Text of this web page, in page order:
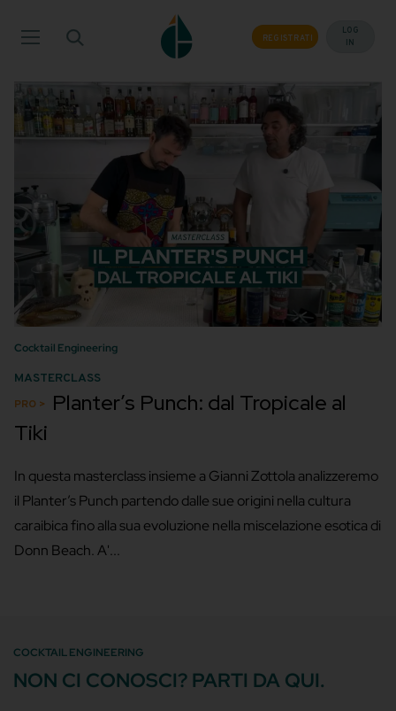
REGISTRATI
LOG
IN
Cocktail Engineering
MASTERCLASS
Planter’s Punch: dal Tropicale al
Tiki
In questa masterclass insieme a Gianni Zottola analizzeremo
il Planter’s Punch partendo dalle sue origini nella cultura
caraibica fino alla sua evoluzione nella miscelazione esotica di
Donn Beach. A'...
COCKTAIL ENGINEERING
NON CI CONOSCI? PARTI DA QUI.